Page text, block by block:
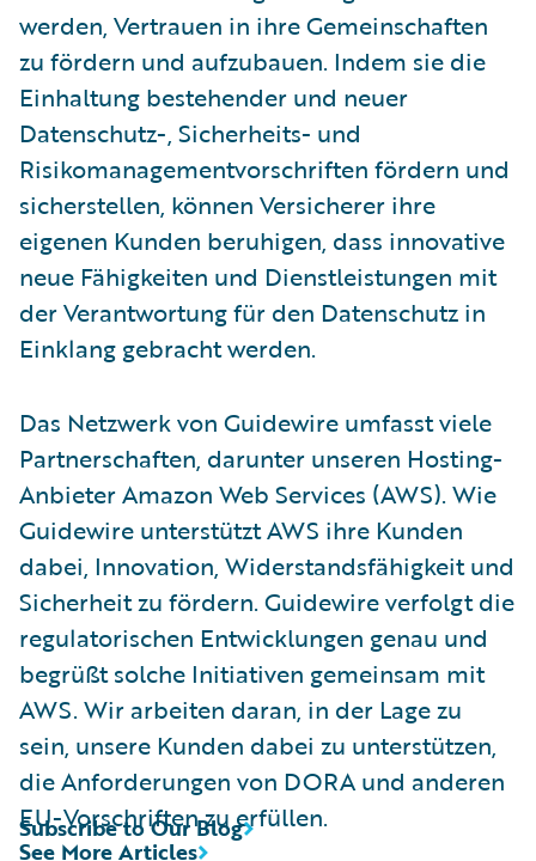
werden, Vertrauen in ihre Gemeinschaften
zu fördern und aufzubauen. Indem sie die
Einhaltung bestehender und neuer
Datenschutz-, Sicherheits- und
Risikomanagementvorschriften fördern und
sicherstellen, können Versicherer ihre
eigenen Kunden beruhigen, dass innovative
neue Fähigkeiten und Dienstleistungen mit
der Verantwortung für den Datenschutz in
Einklang gebracht werden.
Das Netzwerk von Guidewire umfasst viele
Partnerschaften, darunter unseren Hosting-
Anbieter Amazon Web Services (AWS). Wie
Guidewire unterstützt AWS ihre Kunden
dabei, Innovation, Widerstandsfähigkeit und
Sicherheit zu fördern. Guidewire verfolgt die
regulatorischen Entwicklungen genau und
begrüßt solche Initiativen gemeinsam mit
AWS. Wir arbeiten daran, in der Lage zu
sein, unsere Kunden dabei zu unterstützen,
die Anforderungen von DORA und anderen
EU-Vorschriften zu erfüllen.
See More Articles
Subscribe to Our Blog